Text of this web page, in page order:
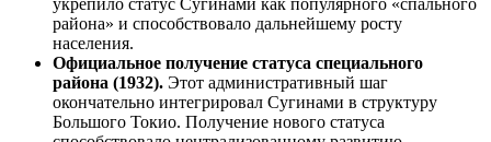
укрепило статус Сугинами как популярного «спального
района» и способствовало дальнейшему росту
населения.
Официальное получение статуса специального
района (1932). Этот административный шаг
окончательно интегрировал Сугинами в структуру
Большого Токио. Получение нового статуса